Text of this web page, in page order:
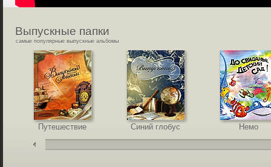
Выпускные папки
самые популярные выпускные альбомы
Путешествие Синий глобус Немо